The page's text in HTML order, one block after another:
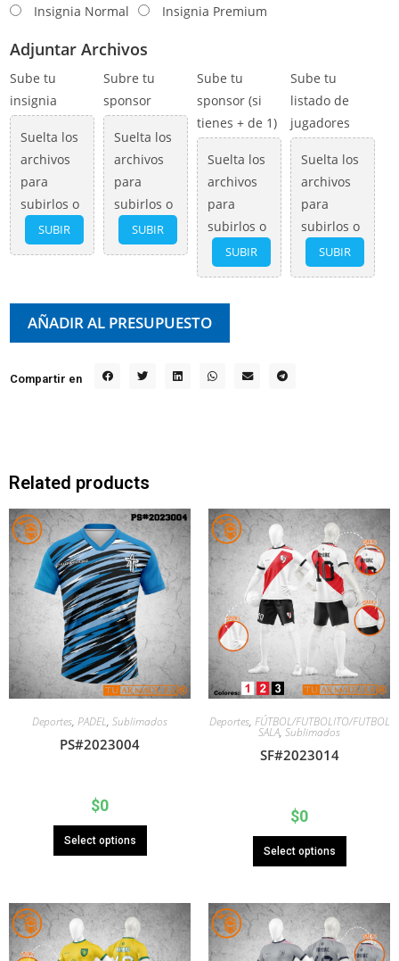
Insignia Normal Insignia Premium
Adjuntar Archivos
Sube tu
insignia
Suelta los
archivos
para
subirlos o
SUBIR
Subre tu
sponsor
Suelta los
archivos
para
subirlos o
SUBIR
Sube tu
sponsor (si
tienes + de 1)
Suelta los
archivos
para
subirlos o
SUBIR
Sube tu
listado de
jugadores
Suelta los
archivos
para
subirlos o
SUBIR
AÑADIR AL PRESUPUESTO
Compartir en
Related products
Deportes, PADEL, Sublimados
PS#2023004
$0
Select options
Deportes, FÚTBOL/FUTBOLITO/FUTBOL
SALA, Sublimados
SF#2023014
$0
Select options